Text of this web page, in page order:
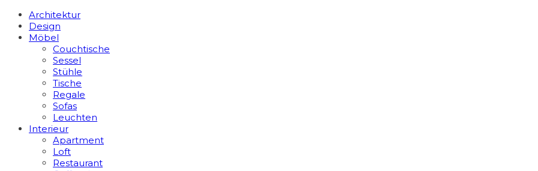
Architektur
Design
Möbel
Couchtische
Sessel
Stühle
Tische
Regale
Sofas
Leuchten
Interieur
Apart­ment
Loft
Restaurant